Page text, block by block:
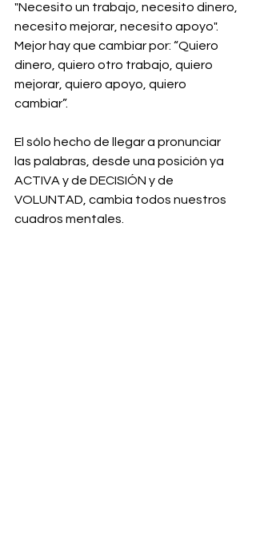
"Necesito un trabajo, necesito dinero,
necesito mejorar, necesito apoyo".
Mejor hay que cambiar por: “Quiero
dinero, quiero otro trabajo, quiero
mejorar, quiero apoyo, quiero
cambiar”.
El sólo hecho de llegar a pronunciar
las palabras, desde una posición ya
ACTIVA y de DECISIÓN y de
VOLUNTAD, cambia todos nuestros
cuadros mentales.